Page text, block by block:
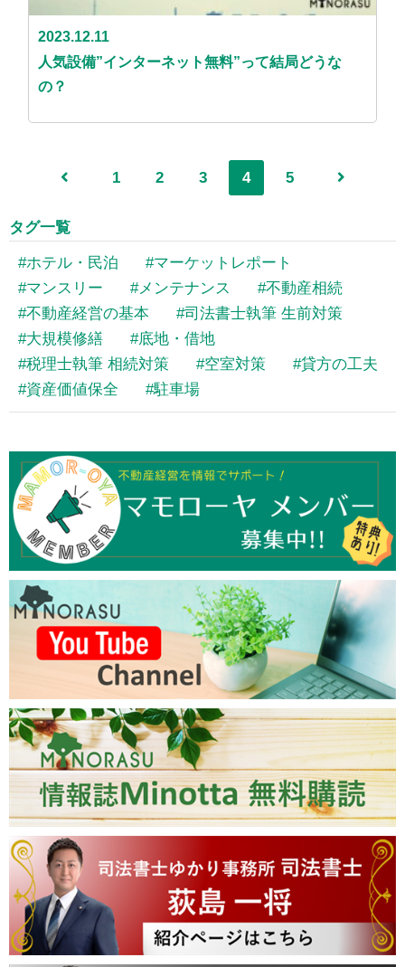
2023.12.11
人気設備”インターネット無料”って結局どうな
の？
1 2 3 4 5
タグ一覧
ホテル・民泊
マーケットレポート
マンスリー
メンテナンス
不動産相続
不動産経営の基本
司法書士執筆 生前対策
大規模修繕
底地・借地
税理士執筆 相続対策
空室対策
貸方の工夫
資産価値保全
駐車場